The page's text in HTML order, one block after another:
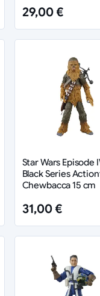
15 cm
29,00 €
Star Wars Episode
Black Series
Chewbacca 15 cm
31,00 €